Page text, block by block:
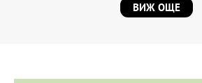
ВИЖ ОЩЕ